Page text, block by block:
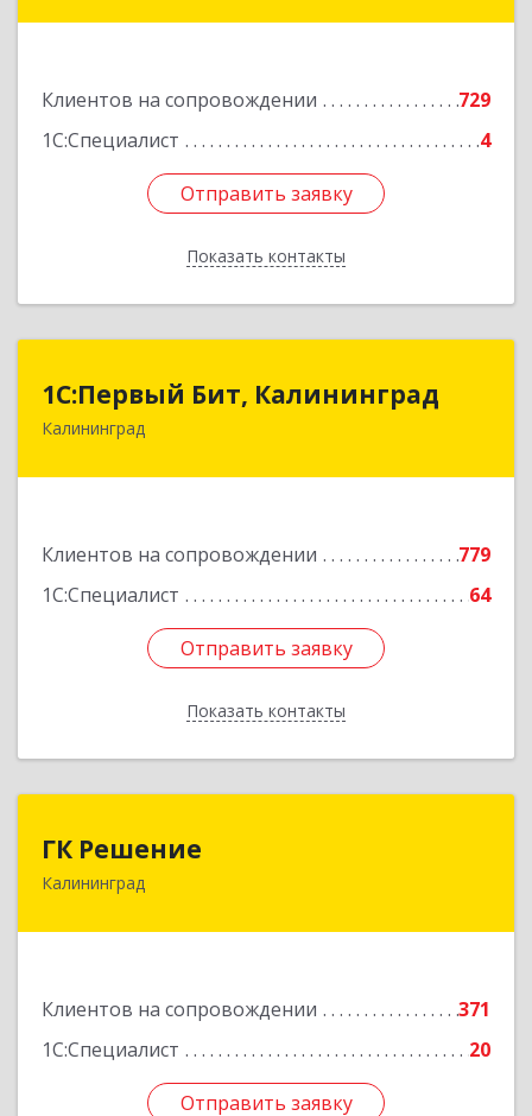
Клиентов на сопровождении
729
1С:Специалист
4
Отправить заявку
Показать контакты
Отправить заявку
Назад
1С:Первый Бит, Калининград
Калининград
Клиентов на сопровождении
779
1С:Специалист
64
Отправить заявку
Показать контакты
1С:Первый Бит, Калининград
236006, Калининградская обл, Калининград г,
Отправить заявку
Назад
ГК Решение
Калининград
Клиентов на сопровождении
371
1С:Специалист
20
Отправить заявку
236038, Калининградская обл, Калининград г,
Отправить заявку